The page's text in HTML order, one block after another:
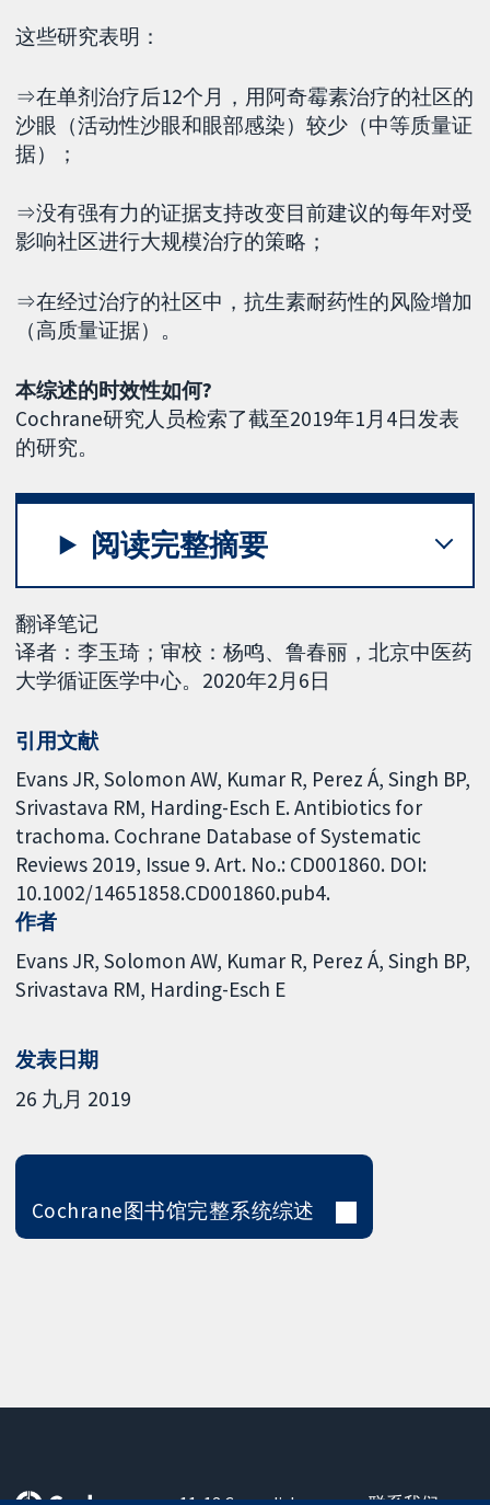
这些研究表明：
⇒在单剂治疗后12个月，用阿奇霉素治疗的社区的
沙眼（活动性沙眼和眼部感染）较少（中等质量证
据）；
⇒没有强有力的证据支持改变目前建议的每年对受
影响社区进行大规模治疗的策略；
⇒在经过治疗的社区中，抗生素耐药性的风险增加
（高质量证据）。
本综述的时效性如何?
Cochrane研究人员检索了截至2019年1月4日发表
的研究。
阅读完整摘要
翻译笔记
译者：李玉琦；审校：杨鸣、鲁春丽，北京中医药
大学循证医学中心。2020年2月6日
引用文献
Evans JR, Solomon AW, Kumar R, Perez Á, Singh BP,
Srivastava RM, Harding-Esch E. Antibiotics for
trachoma. Cochrane Database of Systematic
Reviews 2019, Issue 9. Art. No.: CD001860. DOI:
10.1002/14651858.CD001860.pub4.
作者
Evans JR Solomon AW Kumar R Perez Á Singh BP
Srivastava RM Harding-Esch E
发表日期
26 九月 2019
Cochrane图书馆完整系统综述